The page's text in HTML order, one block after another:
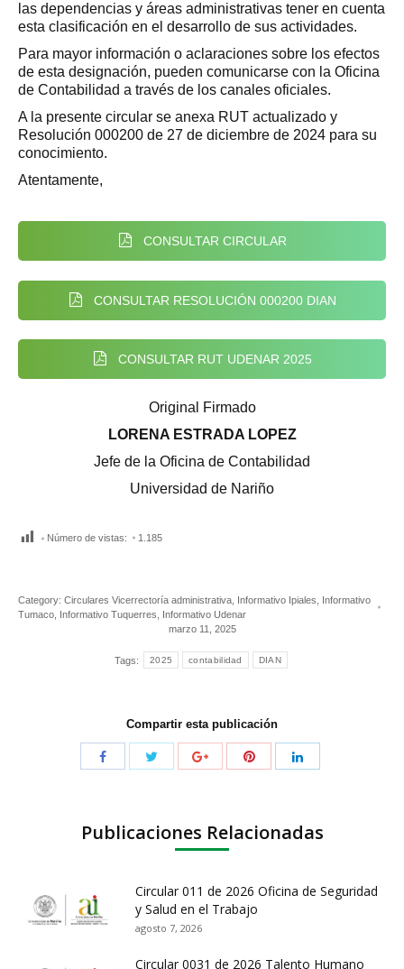
las dependencias y áreas administrativas tener en cuenta
esta clasificación en el desarrollo de sus actividades.
Para mayor información o aclaraciones sobre los efectos
de esta designación, pueden comunicarse con la Oficina
de Contabilidad a través de los canales oficiales.
A la presente circular se anexa RUT actualizado y
Resolución 000200 de 27 de diciembre de 2024 para su
conocimiento.
Atentamente,
CONSULTAR CIRCULAR
CONSULTAR RESOLUCIÓN 000200 DIAN
CONSULTAR RUT UDENAR 2025
Original Firmado
LORENA ESTRADA LOPEZ
Jefe de la Oficina de Contabilidad
Universidad de Nariño
Número de vistas: 1.185
Category: Circulares Vicerrectoría administrativa Informativo Ipiales
Informativo
Tumaco
Informativo Tuquerres
Informativo Udenar
marzo 11, 2025
Tags: 2025 contabilidad DIAN
Compartir esta publicación
Publicaciones Relacionadas
Circular 011 de 2026 Oficina de Seguridad
y Salud en el Trabajo
agosto 7, 2026
Circular 0031 de 2026 Talento Humano